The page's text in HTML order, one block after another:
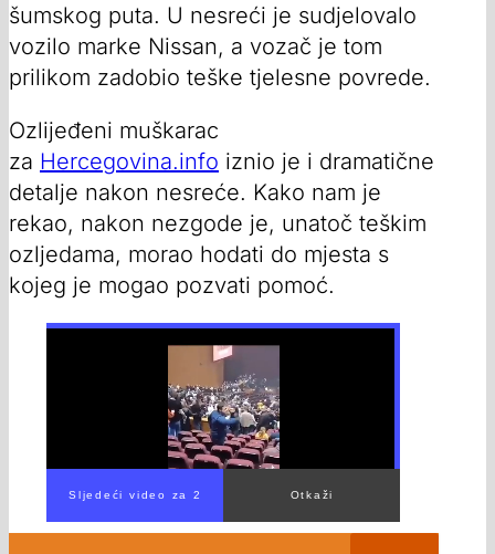
šumskog puta. U nesreći je sudjelovalo
vozilo marke Nissan, a vozač je tom
prilikom zadobio teške tjelesne povrede.
Ozlijeđeni muškarac
za Hercegovina.info iznio je i dramatične
detalje nakon nesreće. Kako nam je
rekao, nakon nezgode je, unatoč teškim
ozljedama, morao hodati do mjesta s
kojeg je mogao pozvati pomoć.
00:00 01:25